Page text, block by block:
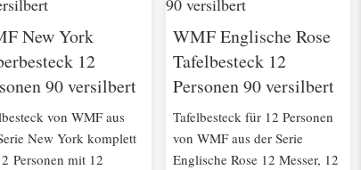
New York
12
90 versilbert
von WMF aus
New York komplett
Personen mit 12
WMF Englische Rose
Tafelbesteck 12
Personen 90 versilbert
Tafelbesteck für 12 Personen
von WMF aus der Serie
Englische Rose 12 Messer, 12